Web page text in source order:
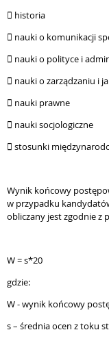
 historia
 nauki o komunikacji
 nauki o polityce i
 nauki o zarządzaniu i
 nauki prawne
 nauki socjologiczne
 stosunki
Wynik końcowy
w przypadku
obliczany jest zgodnie z
W = s*20
gdzie:
W - wynik końcowy
s – średnia ocen z toku